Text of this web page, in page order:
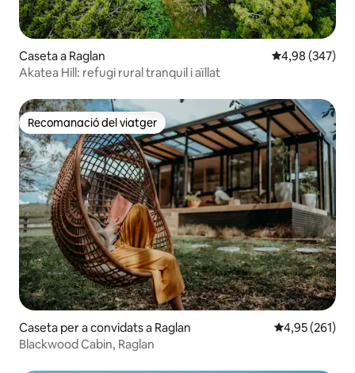
Caseta a Raglan 4,98 de
4,98 (347)
Akatea Hill: refugi rural tranquil i aïllat
Recomanació del viatger
Recomanació del viatger
Caseta per a convidats a Raglan 4,95 de
4,95 (261)
Blackwood Cabin, Raglan